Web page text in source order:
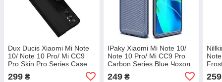
Dux Ducis Xiaomi Mi Note
10/ Note 10 Pro/ Mi CC9
Pro Skin Pro Series Case
299 ₴
IPaky Xiaomi Mi Note 10/
Note 10 Pro/ Mi CC9 Pro
Carbon Series Blue Чохол
249₴ 259